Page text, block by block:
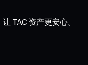
TAC 资产更安心。